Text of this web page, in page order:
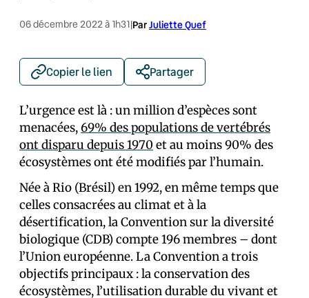
06 décembre 2022 à 1h31|ParJuliette Quef
Copier le lien Partager
L’urgence est là : un million d’espèces sont
menacées, 69% des populations de vertébrés
ont disparu depuis 1970 et au moins 90% des
écosystèmes ont été modifiés par l’humain.
Née à Rio (Brésil) en 1992, en même temps que
celles consacrées au climat et à la
désertification, la Convention sur la diversité
biologique (CDB) compte 196 membres – dont
l’Union européenne. La Convention a trois
objectifs principaux : la conservation des
écosystèmes, l’utilisation durable du vivant et